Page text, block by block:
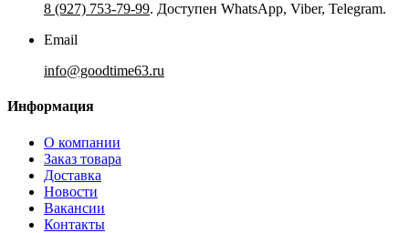
8 (927) 753-79-99. Доступен WhatsApp, Viber, Telegram.
Email
info@goodtime63.ru
Информация
О компании
Заказ товара
Доставка
Новости
Вакансии
Контакты